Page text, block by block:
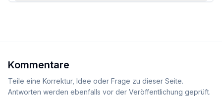
Kommentare
Teile eine Korrektur, Idee oder Frage zu dieser Seite.
Antworten werden ebenfalls vor der Veröffentlichung geprüft.